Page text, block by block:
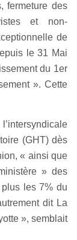
fermeture des
et non-
de
le 31 Mai
du 1er
». Cette
(GHT) dès
« ainsi que
» des
les 7% du
dit La
», semblait